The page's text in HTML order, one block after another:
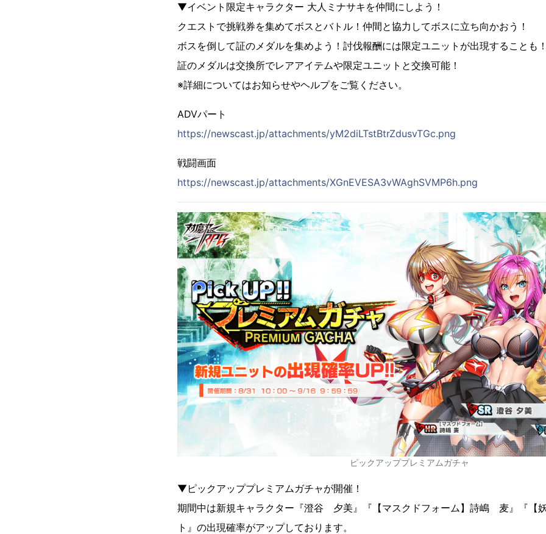
▼イベント限定キャラクター 大人ミナサキを仲間にしよう！
クエストで挑戦券を集めてボスとバトル！仲間と協力してボスに立ち向かおう！
ボスを倒して証のメダルを集めよう！討伐報酬には限定ユニットが出現することも
証のメダルは交換所でレアアイテムや限定ユニットと交換可能！
※詳細についてはお知らせやヘルプをご覧ください。
ADVパート
https://newscast.jp/attachments/yM2diLTstBtrZdusvTGc.png
戦闘画面
https://newscast.jp/attachments/XGnEVESA3vWAghSVMP6h.png
ピックアッププレミアムガチャ
▼ピックアッププレミアムガチャが開催！
期間中は新規キャラクター『澄谷 夕美』『【マスクドフォーム】詩嶋 麦』『【
ト』の出現確率がアップしております。